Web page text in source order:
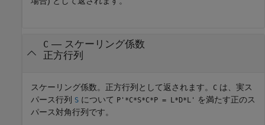
C — スケーリング係数
正方行列
スケーリング係数。正方行列として返されます。 C は、実ス
パース行列 S について P'*C*S*C*P = L*D*L'
を満たす正のス
パース対角行列です。